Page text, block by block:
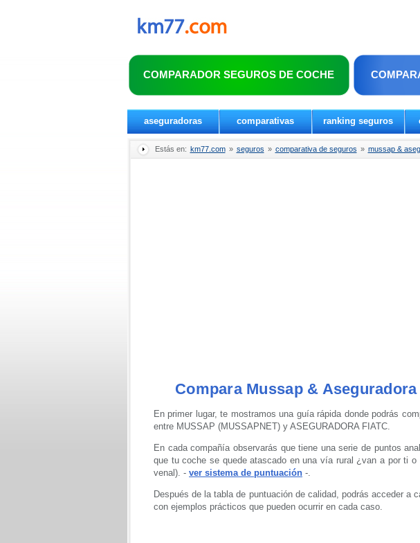
COMPARADOR SEGUROS DE COCHE
aseguradoras comparativas ranking seguros
Estás en: km77.com » seguros » comparativa de seguros » mussap &
Compara Mussap &
En primer lugar, te mostramos una guía rápida donde podrás
entre MUSSAP (MUSSAPNET) y ASEGURADORA FIATC.
En cada compañía observarás que tiene una serie de puntos
que tu coche se quede atascado en una vía rural ¿van a por ti
venal). - ver sistema de puntuación -.
Después de la tabla de puntuación de calidad, podrás acceder
con ejemplos prácticos que pueden ocurrir en cada caso.